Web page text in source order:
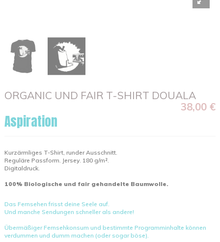
ORGANIC UND FAIR T-SHIRT DOUALA
38,00 €
Aspiration
Kurzärmliges T-Shirt, runder Ausschnitt.
Reguläre Passform. Jersey. 180 g/m².
Digitaldruck.
100% Biologische und fair gehandelte Baumwolle.
Das Fernsehen frisst deine Seele auf.
Und manche Sendungen schneller als andere!
Übermäßiger Fernsehkonsum und bestimmte Programminhalte können
verdummen und dumm machen (oder sogar böse).